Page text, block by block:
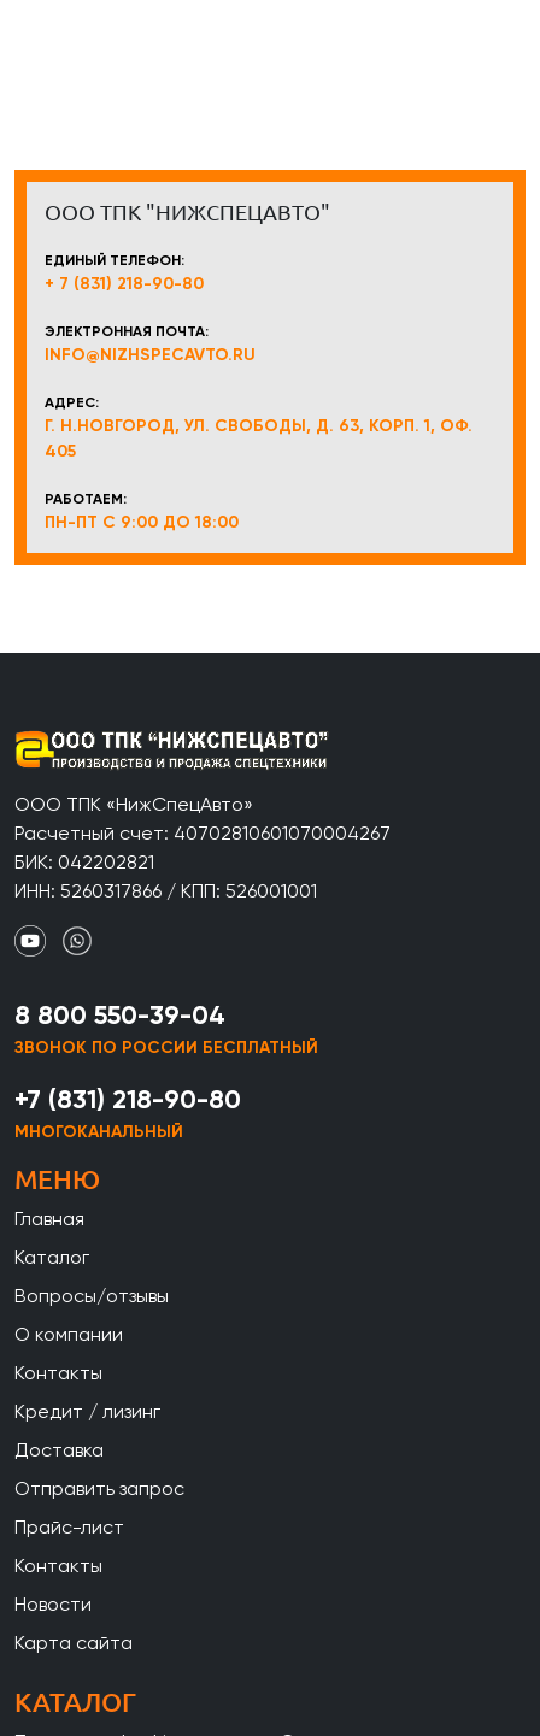
ООО ТПК "НИЖСПЕЦАВТО"
ЕДИНЫЙ ТЕЛЕФОН:
+ 7 (831) 218-90-80
ЭЛЕКТРОННАЯ ПОЧТА:
INFO@NIZHSPECAVTO.RU
АДРЕС:
Г. Н.НОВГОРОД, УЛ. СВОБОДЫ, Д. 63, КОРП. 1, ОФ.
405
РАБОТАЕМ:
ПН-ПТ С 9:00 ДО 18:00
ООО ТПК «НижСпецАвто»
Расчетный счет: 40702810601070004267
БИК: 042202821
ИНН: 5260317866 / КПП: 526001001
8 800 550-39-04
ЗВОНОК ПО РОССИИ БЕСПЛАТНЫЙ
+7 (831) 218-90-80
МНОГОКАНАЛЬНЫЙ
МЕНЮ
Главная
Каталог
Вопросы/отзывы
О компании
Контакты
Кредит / лизинг
Доставка
Отправить запрос
Прайс-лист
Контакты
Новости
Карта сайта
КАТАЛОГ